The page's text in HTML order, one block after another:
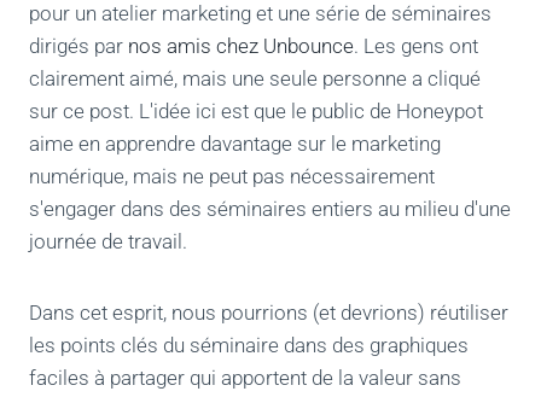
pour un atelier marketing et une série de séminaires
dirigés par nos amis chez Unbounce. Les gens ont
clairement aimé, mais une seule personne a cliqué
sur ce post. L'idée ici est que le public de Honeypot
aime en apprendre davantage sur le marketing
numérique, mais ne peut pas nécessairement
s'engager dans des séminaires entiers au milieu d'une
journée de travail.
Dans cet esprit, nous pourrions (et devrions) réutiliser
les points clés du séminaire dans des graphiques
faciles à partager qui apportent de la valeur sans